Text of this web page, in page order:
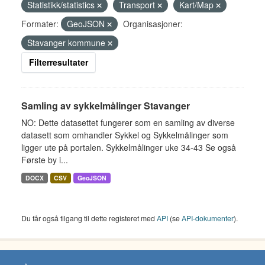
Statistikk/statistics
Transport
Kart/Map
Formater:
GeoJSON
Organisasjoner:
Stavanger kommune
Filterresultater
Samling av sykkelmålinger Stavanger
NO: Dette datasettet fungerer som en samling av diverse
datasett som omhandler Sykkel og Sykkelmålinger som
ligger ute på portalen. Sykkelmålinger uke 34-43 Se også
Første by i...
DOCX CSV GeoJSON
Du får også tilgang til dette registeret med API (seAPI-dokumenter).